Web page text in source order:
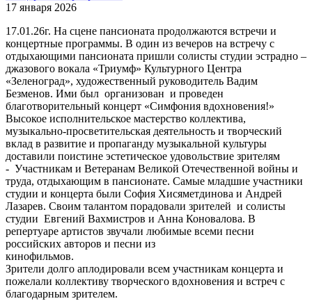
17 января 2026
17.01.26г. На сцене пансионата продолжаются встречи и
концертные программы. В один из вечеров на встречу с
отдыхающими пансионата пришли солисты студии эстрадно –
джазового вокала «Триумф» Культурного Центра
«Зеленоград», художественный руководитель Вадим
Безменов. Ими был организован и проведен
благотворительный концерт «Симфония вдохновения!»
Высокое исполнительское мастерство коллектива,
музыкально-просветительская деятельность и творческий
вклад в развитие и пропаганду музыкальной культуры
доставили поистине эстетическое удовольствие зрителям
- Участникам и Ветеранам Великой Отечественной войны и
труда, отдыхающим в пансионате. Самые младшие участники
студии и концерта были София Хисяметдинова и Андрей
Лазарев. Своим талантом порадовали зрителей и солисты
студии Евгений Вахмистров и Анна Коновалова. В
репертуаре артистов звучали любимые всеми песни
российских авторов и песни из
кинофильмов.
Зрители долго аплодировали всем участникам концерта и
пожелали коллективу творческого вдохновения и встреч с
благодарным зрителем.